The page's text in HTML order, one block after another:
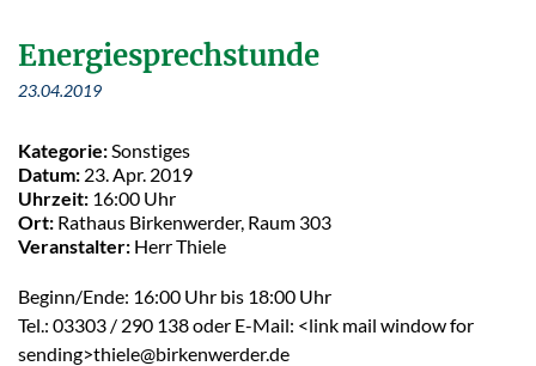
Energiesprechstunde
23.04.2019
Kategorie: Sonstiges
Datum: 23. Apr. 2019
Uhrzeit: 16:00 Uhr
Ort: Rathaus Birkenwerder, Raum 303
Veranstalter: Herr Thiele
Beginn/Ende: 16:00 Uhr bis 18:00 Uhr
Tel.: 03303 / 290 138 oder E-Mail: <link mail window for
sending>thiele@birkenwerder.de